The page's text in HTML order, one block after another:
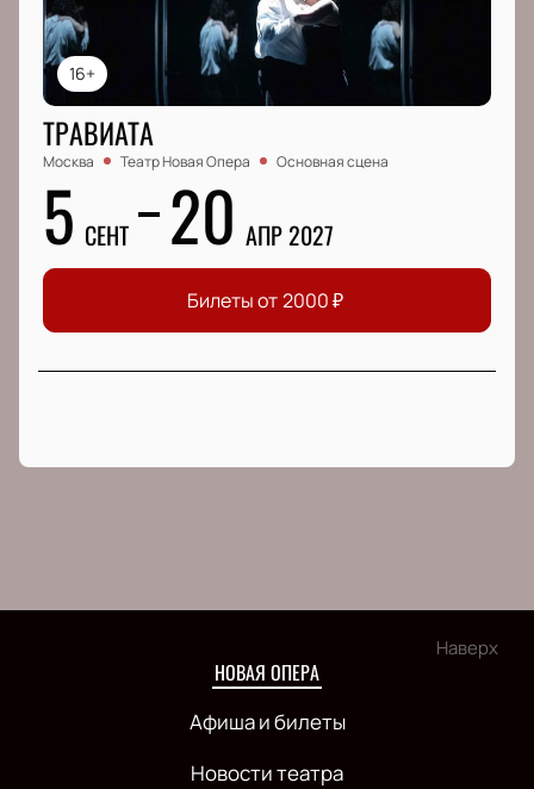
16+
ТРАВИАТА
Москва Театр Новая Опера Основная сцена
5 СЕНТ 20 АПР 2027
Билеты от 2000₽
Наверх
НОВАЯ ОПЕРА
Афиша и билеты
Новости театра